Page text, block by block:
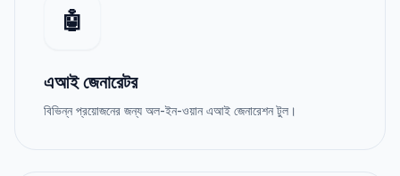
🤖
এআই জেনারেটর
বিভিন্ন প্রয়োজনের জন্য অল-ইন-ওয়ান এআই জেনারেশন টুল।